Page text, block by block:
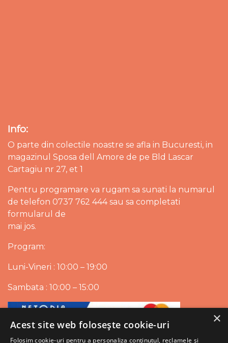
Info:
O parte din colectile noastre se afla in Bucuresti, in
magazinul Sposa dell Amore de pe Bld Lascar
Cartagiu nr 27, et 1
Pentru programare va rugam sa sunati la numarul
de telefon 0737 762 444 sau sa completati
formularul de
mai jos.
Program:
Luni-Vineri : 10:00 – 19:00
Sambata : 10:00 – 15:00
×
Acest site web folosește cookie-uri
Folosim cookie-uri pentru a personaliza conținutul, reclamele și